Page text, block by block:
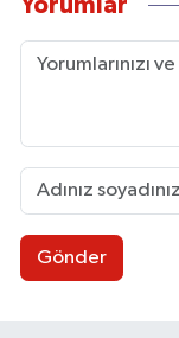
Yorumlar
Gönder